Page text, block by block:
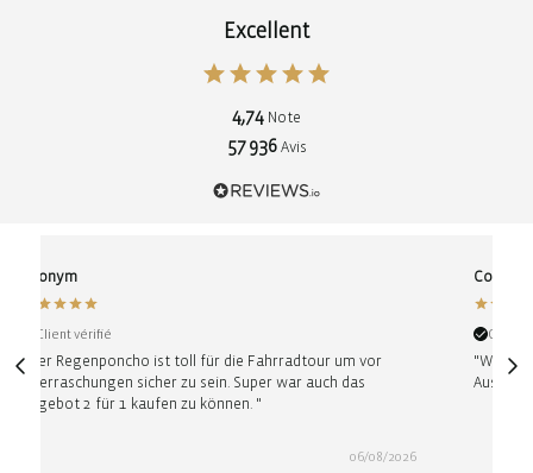
Excellent
4,74 Note
57 936Avis
Anonym
Client vérifié
"Der Regenponcho ist toll für die Fahrradtour um vor
Überraschungen sicher zu sein. Super war auch das
Angebot 2 für 1 kaufen zu können. "
06/08/2026
Conny
Client